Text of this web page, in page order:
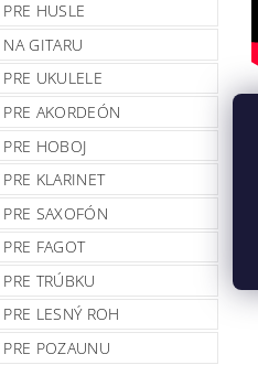
HUSLE
GITARU
UKULELE
AKORDEÓN
HOBOJ
KLARINET
SAXOFÓN
FAGOT
TRÚBKU
LESNÝ ROH
PRE POZAUNU